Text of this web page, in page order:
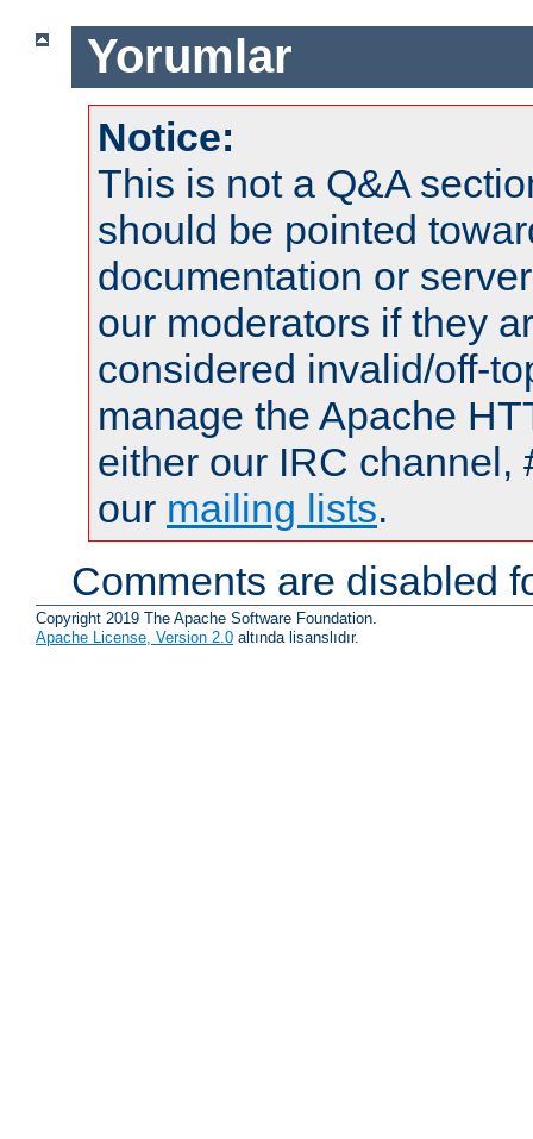
Yorumlar
Notice:
This is not a Q&A
should be pointed
documentation or
our moderators if they
considered invalid/off-
manage the Apache
either our IRC channel,
our mailing lists.
Comments are disabled
Copyright 2019 The Apache Software Foundation.
Apache License, Version 2.0 altında lisanslıdır.